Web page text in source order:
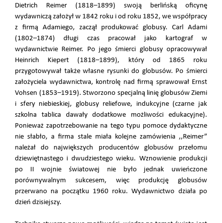
Dietrich Reimer (1818–1899) swoją berlińską oficynę
wydawniczą założył w 1842 roku i od roku 1852, we współpracy
z firmą Adamiego, zaczął produkować globusy. Carl Adami
(1802–1874) długi czas pracował jako kartograf w
wydawnictwie Reimer. Po jego śmierci globusy opracowywał
Heinrich Kiepert (1818–1899), który od 1865 roku
przygotowywał także własne rysunki do globusów. Po śmierci
założyciela wydawnictwa, kontrolę nad firmą sprawował Ernst
Vohsen (1853–1919). Stworzono specjalną linię globusów Ziemi
i sfery niebieskiej, globusy reliefowe, indukcyjne (czarne jak
szkolna tablica dawały dodatkowe możliwości edukacyjne).
Ponieważ zapotrzebowanie na tego typu pomoce dydaktyczne
nie słabło, a firma stale miała kolejne zamówienia ,,Reimer”
należał do największych producentów globusów przełomu
dziewiętnastego i dwudziestego wieku. Wznowienie produkcji
po II wojnie światowej nie było jednak uwieńczone
porównywalnym sukcesem, więc produkcję globusów
przerwano na początku 1960 roku. Wydawnictwo działa po
dzień dzisiejszy.